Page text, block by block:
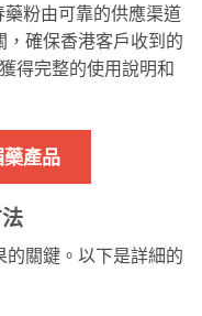
粉由可靠的供應渠道
確保香港客戶收到的
得完整的使用說明和
藥產品
關鍵。以下是詳細的